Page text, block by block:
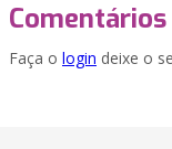
Comentários
Faça o login deixe o